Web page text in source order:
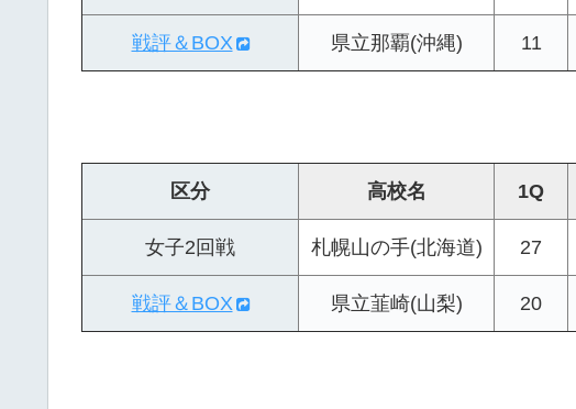
戦評＆BOX 県立那覇(沖縄) 11
区分 高校名 1Q
女子2回戦 札幌山の手(北海道) 27
戦評＆BOX 県立韮崎(山梨) 20